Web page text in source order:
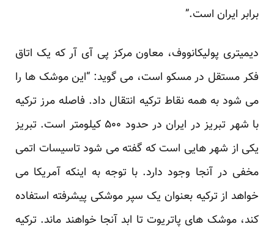
برابر ایران است.”
دیمیتری پولیکانووف، معاون مرکز پی آی آر که یک اتاق
فکر مستقل در مسکو است، می گوید: “این موشک ها را
می شود به همه نقاط ترکیه انتقال داد. فاصله مرز ترکیه
با شهر تبریز در ایران در حدود ۵۰۰ کیلومتر است. تبریز
یکی از شهر هایی است که گفته می شود تاسیسات اتمی
مخفی در آنجا وجود دارد. با توجه به اینکه آمریکا می
خواهد از ترکیه بعنوان یک سپر موشکی پیشرفته استفاده
کند، موشک های پاتریوت تا ابد آنجا خواهند ماند. ترکیه